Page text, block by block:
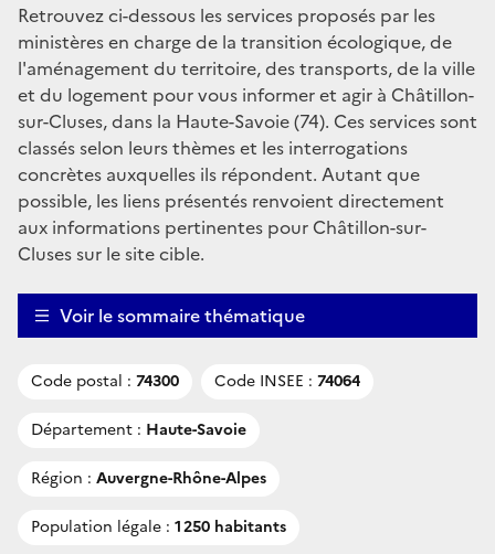
Retrouvez ci-dessous les services proposés par les
ministères en charge de la transition écologique, de
l'aménagement du territoire, des transports, de la ville
et du logement pour vous informer et agir à Châtillon-
sur-Cluses, dans la Haute-Savoie (74). Ces services sont
classés selon leurs thèmes et les interrogations
concrètes auxquelles ils répondent. Autant que
possible, les liens présentés renvoient directement
aux informations pertinentes pour Châtillon-sur-
Cluses sur le site cible.
Voir le sommaire thématique
Code postal : 74300 Code INSEE : 74064
Département : Haute-Savoie
Région : Auvergne-Rhône-Alpes
Population légale : 1 250 habitants